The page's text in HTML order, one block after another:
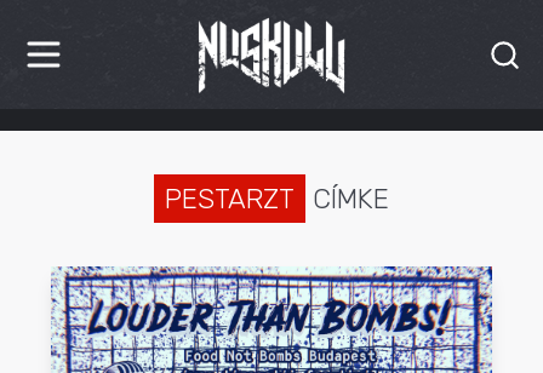
HÍREK
INTERJÚK
PREMIEREK
PESTARZT CÍMKE